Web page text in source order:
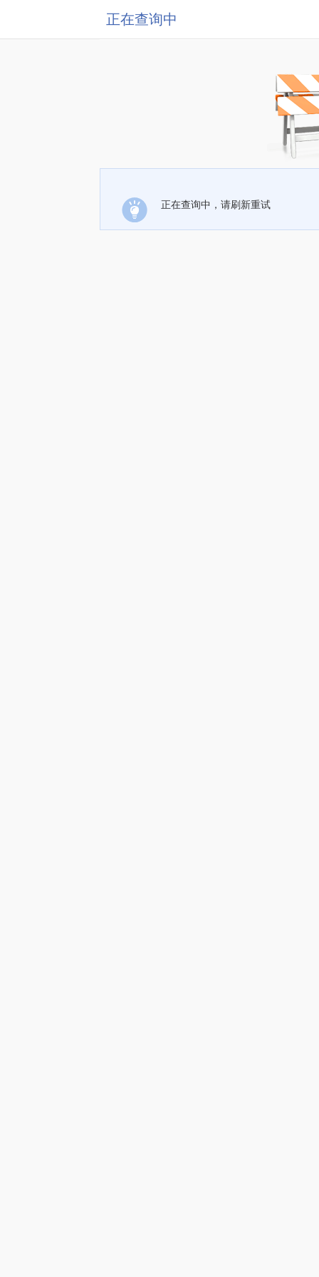
正在查询中
正在查询中，请刷新重试